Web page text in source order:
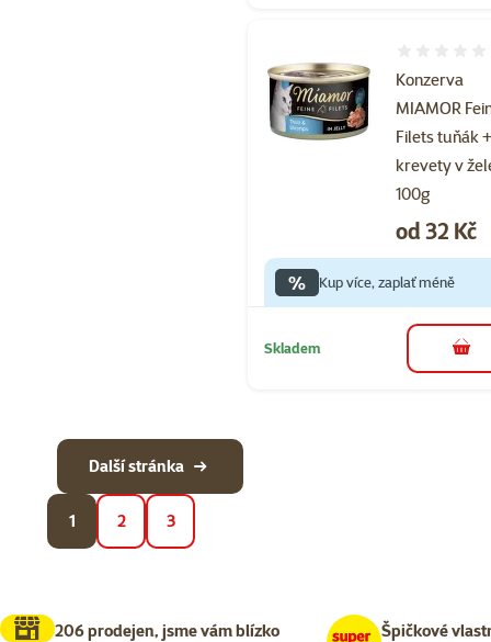
Konzerva
MIAMOR
Filets tuňák
krevety v
100g
Cena
od 32 Kč
% Kup více, zaplať méně
Skladem do
1 2 3
Další stránka
206 prodejen, jsme vám blízko Špičkové